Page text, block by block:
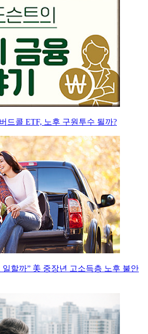
드콜 ETF, 노후 구원투수 될까?
일할까” 美 중장년 고소득층 노후 불안